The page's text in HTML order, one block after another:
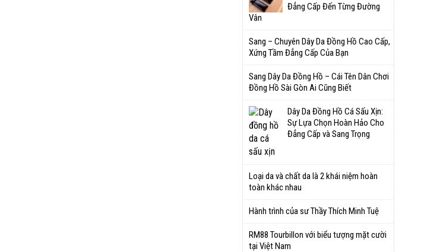
Đẳng Cấp Đến Từng Đường
Vân
Sang – Chuyên Dây Da Đồng Hồ Cao Cấp,
Xứng Tầm Đẳng Cấp Của Bạn
Sang Dây Da Đồng Hồ – Cái Tên Dân Chơi
Đồng Hồ Sài Gòn Ai Cũng Biết
Dây Da Đồng Hồ Cá Sấu Xịn:
Sự Lựa Chọn Hoàn Hảo Cho
Đẳng Cấp và Sang Trọng
Loại da và chất da là 2 khái niệm hoàn
toàn khác nhau
Hành trình của sư Thầy Thích Minh Tuệ
RM88 Tourbillon với biểu tượng mặt cười
tại Việt Nam